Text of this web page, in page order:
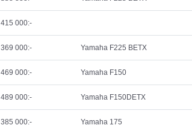
415 000:-
369 000:- Yamaha F225 BETX
469 000:- Yamaha F150
489 000:- Yamaha F150DETX
385 000:- Yamaha 175